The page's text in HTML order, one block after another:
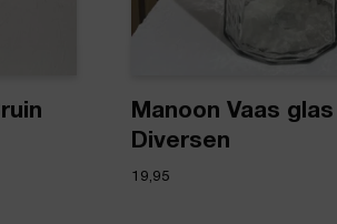
Manoon Vaas glas |
Diversen
19,95